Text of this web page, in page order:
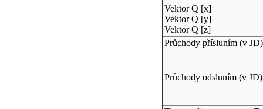
Vektor Q [x]
Vektor Q [y]
Vektor Q [z]
Průchody přísluním (v JD)
Průchody odsluním (v JD)